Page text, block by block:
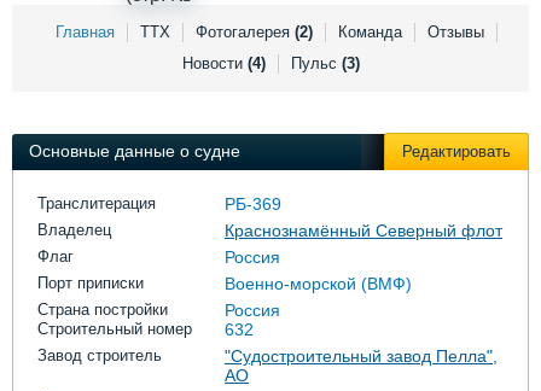
Выставки и семинары
Личности
Форум
Отзывы
Главная ТТХ Фотогалерея (2) Команда
Отзывы
Новости (4) Пульс (3)
Основные данные о судне Редактировать
Транслитерация РБ-369
Владелец Краснознамённый Северный флот
Флаг Россия
Порт приписки Военно-морской (ВМФ)
Страна постройки Россия
Строительный номер 632
Завод строитель
"Судостроительный завод Пелла",
АО